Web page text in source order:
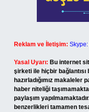
Reklam ve İletişim:
Yasal Uyarı: Bu internet
şirketi ile hiçbir bağlantısı
hazırladığımız
haber niteliği
paylaşım
benzerlikleri tamamen